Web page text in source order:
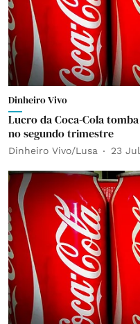
Dinheiro Vivo
Lucro da Coca-Cola
no segundo trimestre
Dinheiro Vivo/Lusa 23